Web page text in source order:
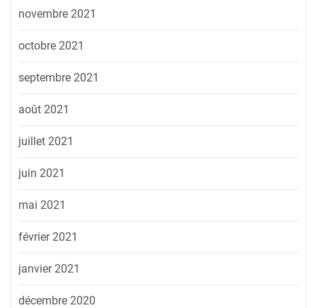
novembre 2021
octobre 2021
septembre 2021
août 2021
juillet 2021
juin 2021
mai 2021
février 2021
janvier 2021
décembre 2020